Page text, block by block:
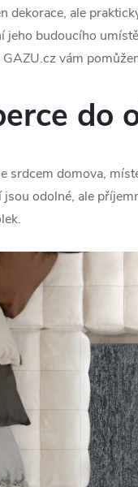
dekorace, ale
jeho budoucího
vám
do
srdcem domova,
jsou odolné, ale